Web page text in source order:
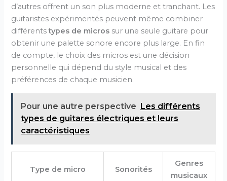
d’autres offrent un son plus moderne et tranchant. Les
guitaristes expérimentés peuvent même combiner
différentstypes de micros sur une seule guitare pour
obtenir une palette sonore encore plus large. En fin
de compte, le choix des micros est une décision
personnelle qui dépend du style musical et des
préférences de chaque musicien.
Pour une autre perspective
Les différents
types de guitares électriques et leurs
caractéristiques
Type de micro Sonorités
Genres
musicaux